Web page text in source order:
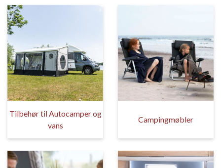
Tilbehør til Autocamper og
vans
Campingmøbler